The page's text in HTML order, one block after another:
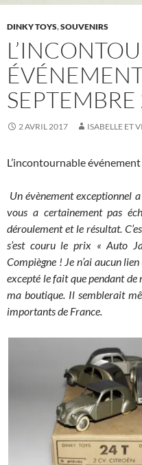
DINKY TOYS,SOUVENIRS
2 AVRIL 2017 ISABELLE ET
L’incontournable
Un évènement exceptionnel
vous a certainement pas
déroulement et le résultat.
s’est couru le prix « Auto
Compiègne ! Je n’ai aucun
excepté le fait que pendant
ma boutique. Il semblerait
importants de France.